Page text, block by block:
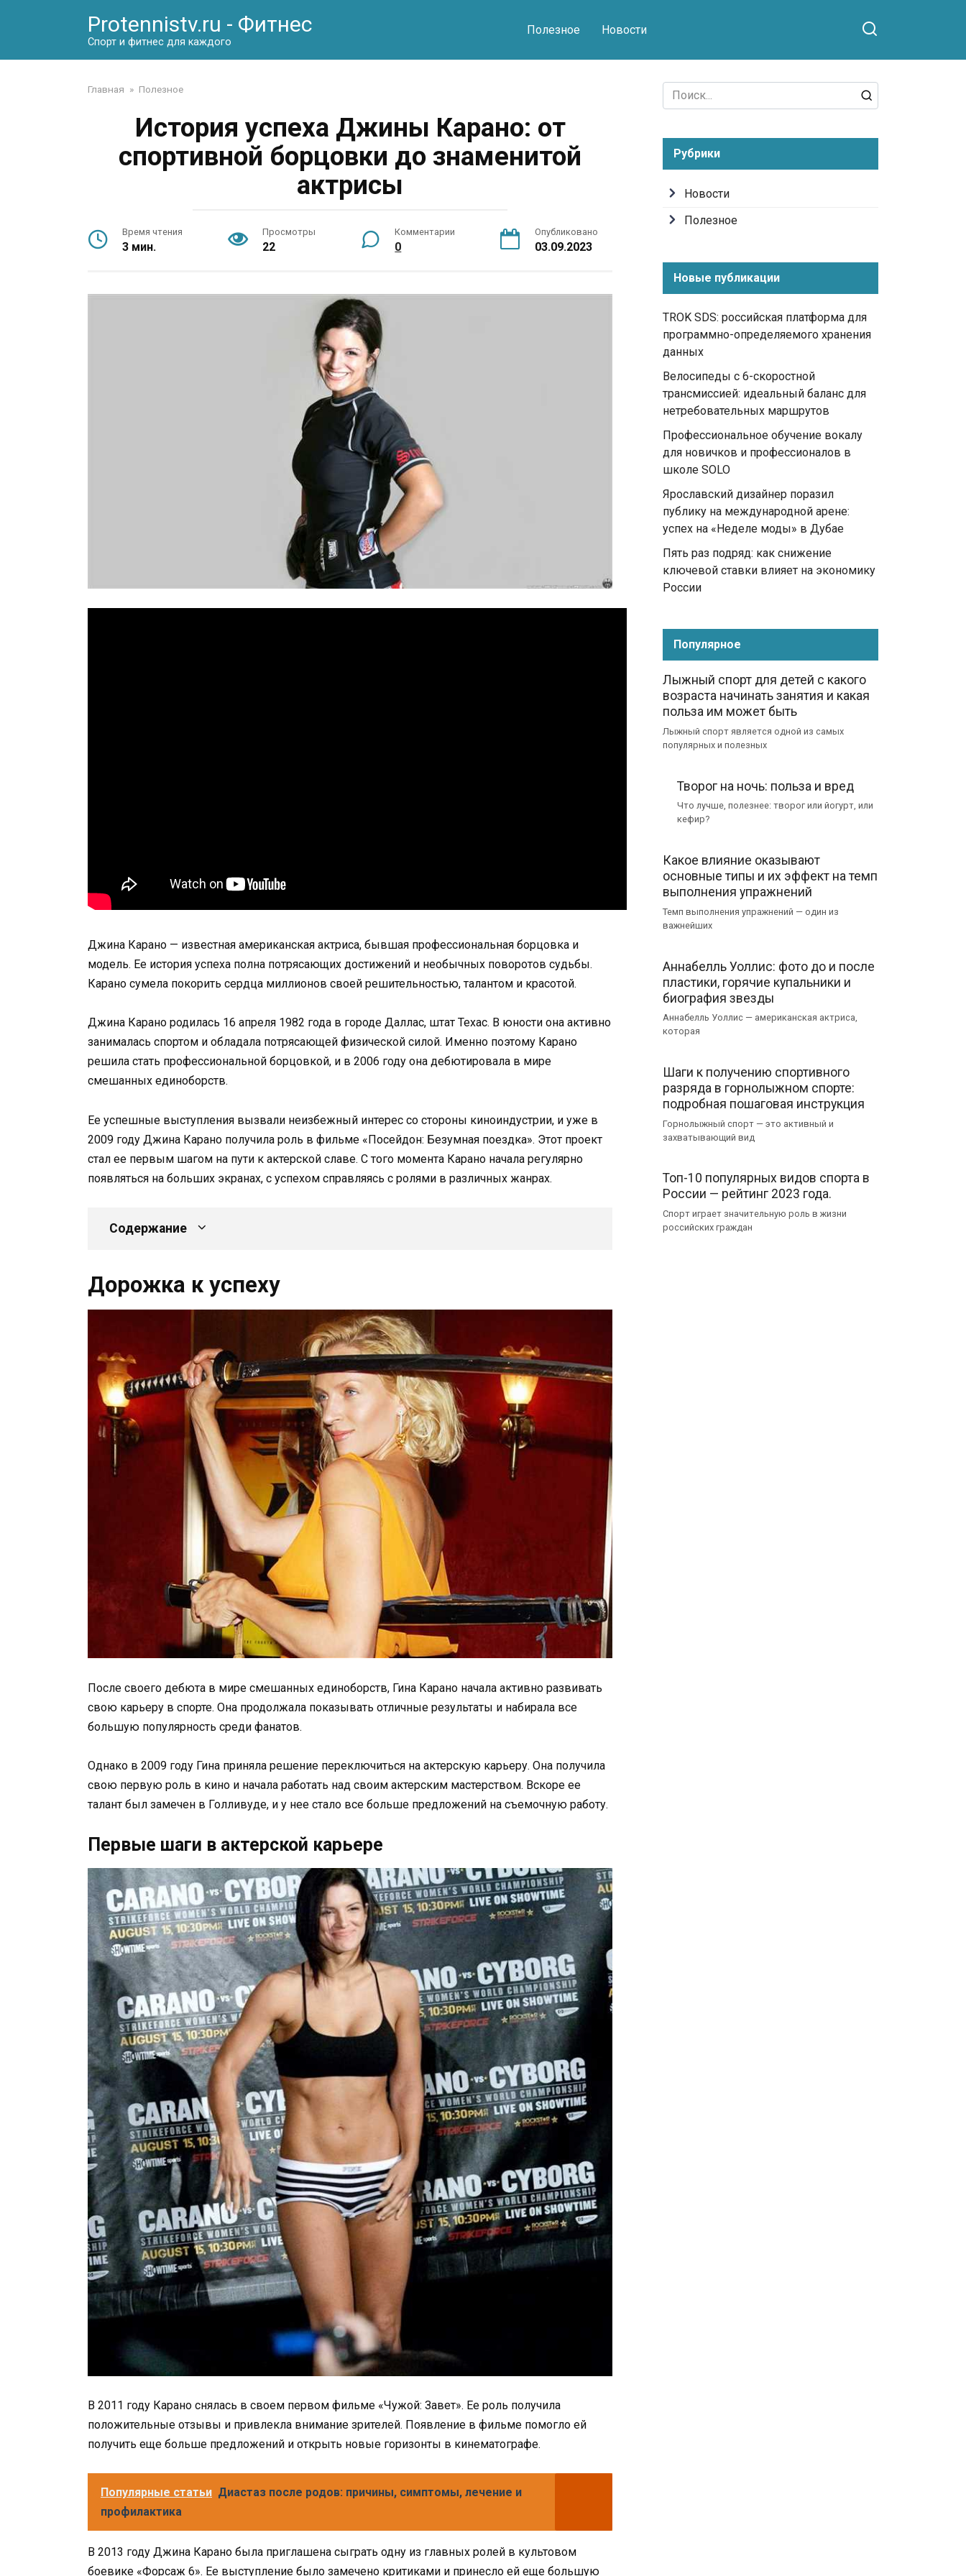
Protennistv.ru - Фитнес
Спорт и фитнес для каждого
Полезное Новости
Главная » Полезное
История успеха Джины Карано: от
спортивной борцовки до знаменитой
актрисы
Время чтения
3 мин.
Просмотры
22
Комментарии
0
Опубликовано
03.09.2023
Джина Карано — известная американская актриса, бывшая профессиональная борцовка и
модель. Ее история успеха полна потрясающих достижений и необычных поворотов судьбы.
Карано сумела покорить сердца миллионов своей решительностью, талантом и красотой.
Джина Карано родилась 16 апреля 1982 года в городе Даллас, штат Техас. В юности она активно
занималась спортом и обладала потрясающей физической силой. Именно поэтому Карано
решила стать профессиональной борцовкой, и в 2006 году она дебютировала в мире
смешанных единоборств.
Ее успешные выступления вызвали неизбежный интерес со стороны киноиндустрии, и уже в
2009 году Джина Карано получила роль в фильме «Посейдон: Безумная поездка». Этот проект
стал ее первым шагом на пути к актерской славе. С того момента Карано начала регулярно
появляться на больших экранах, с успехом справляясь с ролями в различных жанрах.
Содержание
Дорожка к успеху
После своего дебюта в мире смешанных единоборств, Гина Карано начала активно развивать
свою карьеру в спорте. Она продолжала показывать отличные результаты и набирала все
большую популярность среди фанатов.
Однако в 2009 году Гина приняла решение переключиться на актерскую карьеру. Она получила
свою первую роль в кино и начала работать над своим актерским мастерством. Вскоре ее
талант был замечен в Голливуде, и у нее стало все больше предложений на съемочную работу.
Первые шаги в актерской карьере
В 2011 году Карано снялась в своем первом фильме «Чужой: Завет». Ее роль получила
положительные отзывы и привлекла внимание зрителей. Появление в фильме помогло ей
получить еще больше предложений и открыть новые горизонты в кинематографе.
Популярные статьи Диастаз после родов: причины, симптомы, лечение и
профилактика
В 2013 году Джина Карано была приглашена сыграть одну из главных ролей в культовом
боевике «Форсаж 6». Ее выступление было замечено критиками и принесло ей еще большую
Search
for:
Рубрики
Новости
Полезное
Новые публикации
TROK SDS: российская платформа для
программно-определяемого хранения
данных
Велосипеды с 6-скоростной
трансмиссией: идеальный баланс для
нетребовательных маршрутов
Профессиональное обучение вокалу
для новичков и профессионалов в
школе SOLO
Ярославский дизайнер поразил
публику на международной арене:
успех на «Неделе моды» в Дубае
Пять раз подряд: как снижение
ключевой ставки влияет на экономику
России
Популярное
Лыжный спорт для детей с какого
возраста начинать занятия и какая
польза им может быть
Лыжный спорт является одной из самых
популярных и полезных
Творог на ночь: польза и вред
Что лучше, полезнее: творог или йогурт, или
кефир?
Какое влияние оказывают
основные типы и их эффект на темп
выполнения упражнений
Темп выполнения упражнений — один из
важнейших
Аннабелль Уоллис: фото до и после
пластики, горячие купальники и
биография звезды
Аннабелль Уоллис — американская актриса,
которая
Шаги к получению спортивного
разряда в горнолыжном спорте:
подробная пошаговая инструкция
Горнолыжный спорт — это активный и
захватывающий вид
Топ-10 популярных видов спорта в
России — рейтинг 2023 года.
Спорт играет значительную роль в жизни
российских граждан